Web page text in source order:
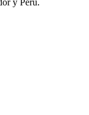
y Perú.